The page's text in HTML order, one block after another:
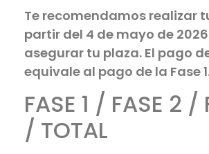
Te recomendamos realizar
partir del 4 de mayo de
asegurar tu plaza. El pago
equivale al pago de la Fase
FASE 1 / FASE 2 /
/ TOTAL